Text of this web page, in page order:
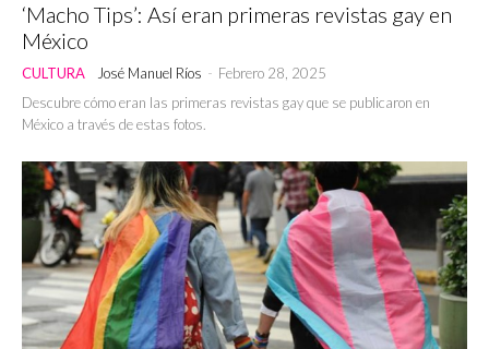
‘Macho Tips’: Así eran primeras revistas gay en
México
CULTURA José Manuel Ríos - Febrero 28, 2025
Descubre cómo eran las primeras revistas gay que se publicaron en
México a través de estas fotos.